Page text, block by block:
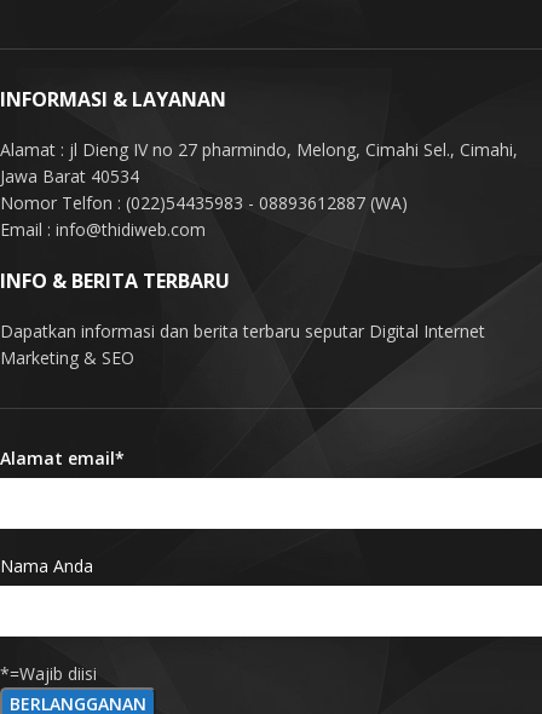
INFORMASI & LAYANAN
Alamat : jl Dieng IV no 27 pharmindo, Melong, Cimahi Sel., Cimahi,
Jawa Barat 40534
Nomor Telfon : (022)54435983 - 08893612887 (WA)
Email : info@thidiweb.com
INFO & BERITA TERBARU
Dapatkan informasi dan berita terbaru seputar Digital Internet
Marketing & SEO
Alamat email*
Nama Anda
*=Wajib diisi